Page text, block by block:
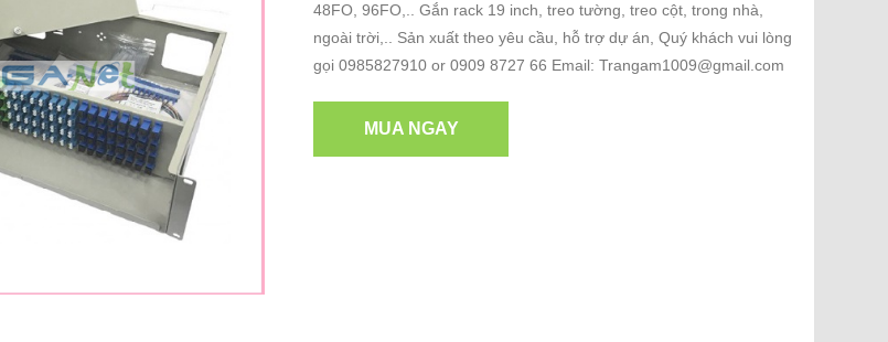
48FO, 96FO,.. Gắn rack 19 inch, treo tường, treo cột, trong nhà,
ngoài trời,.. Sản xuất theo yêu cầu, hỗ trợ dự án, Quý khách vui lòng
gọi 0985827910 or 0909 8727 66 Email: Trangam1009@gmail.com
MUA NGAY